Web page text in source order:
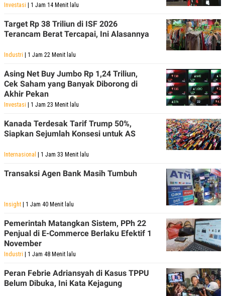
Investasi | 1 Jam 14 Menit lalu
Target Rp 38 Triliun di ISF 2026
Terancam Berat Tercapai, Ini Alasannya
Industri | 1 Jam 22 Menit lalu
Asing Net Buy Jumbo Rp 1,24 Triliun,
Cek Saham yang Banyak Diborong di
Akhir Pekan
Investasi | 1 Jam 23 Menit lalu
Kanada Terdesak Tarif Trump 50%,
Siapkan Sejumlah Konsesi untuk AS
Internasional | 1 Jam 33 Menit lalu
Transaksi Agen Bank Masih Tumbuh
Insight | 1 Jam 40 Menit lalu
Pemerintah Matangkan Sistem, PPh 22
Penjual di E-Commerce Berlaku Efektif 1
November
Industri | 1 Jam 48 Menit lalu
Peran Febrie Adriansyah di Kasus TPPU
Belum Dibuka, Ini Kata Kejagung